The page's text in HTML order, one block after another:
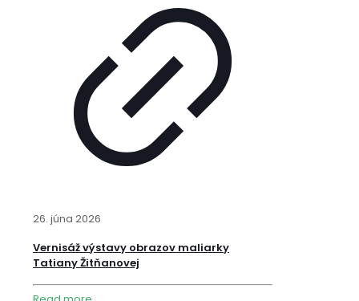
26. júna 2026
Vernisáž výstavy obrazov maliarky
Tatiany Žitňanovej